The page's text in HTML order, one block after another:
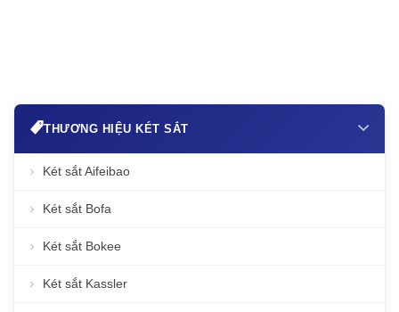
THƯƠNG HIỆU KÉT SẮT
Két sắt Aifeibao
Két sắt Bofa
Két sắt Bokee
Két sắt Kassler